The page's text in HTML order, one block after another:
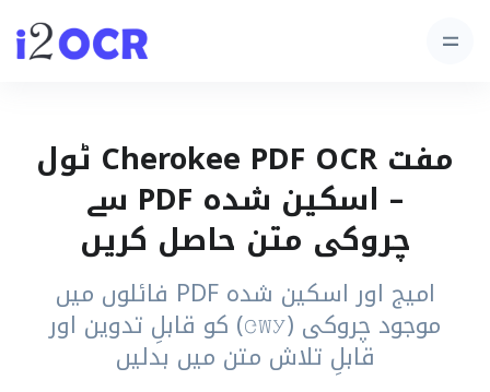
مفت Cherokee PDF OCR ٹول
– اسکین شدہ PDF سے
چروکی متن حاصل کریں
امیج اور اسکین شدہ PDF فائلوں میں
موجود چروکی (ᏣᎳᎩ) کو قابلِ تدوین اور
قابلِ تلاش متن میں بدلیں